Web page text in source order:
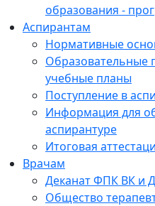
образования -
Аспирантам
Нормативные
Образовательные
учебные планы
Поступление в
Информация для
аспирантуре
Итоговая
Врачам
Деканат ФПК ВК и
Общество